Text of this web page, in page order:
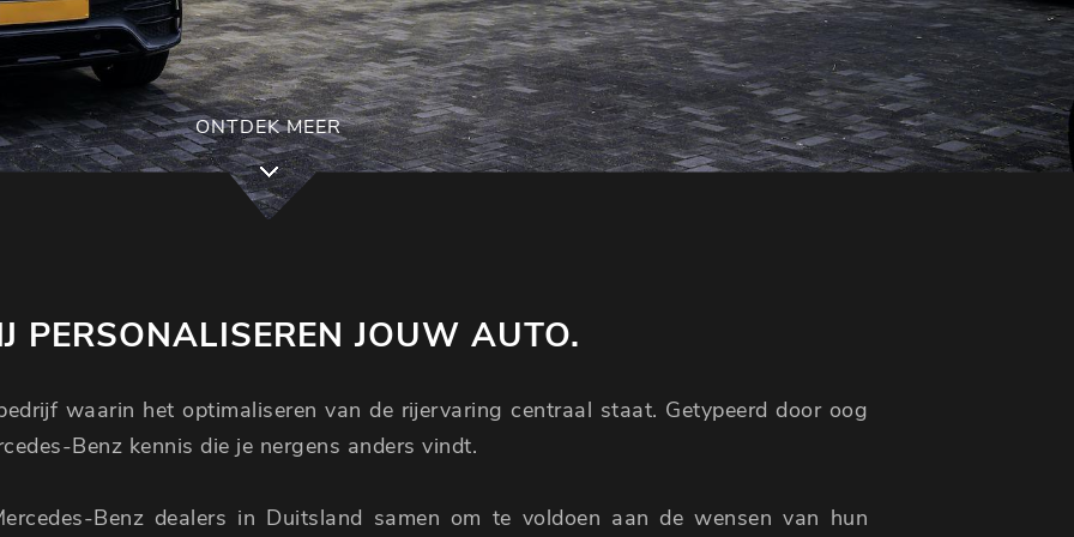
ONTDEK MEER
PERSONALISEREN JOUW AUTO.
waarin het optimaliseren van de rijervaring centraal staat. Getypeerd door oog
Benz kennis die je nergens anders vindt.
Benz dealers in Duitsland samen om te voldoen aan de wensen van hun